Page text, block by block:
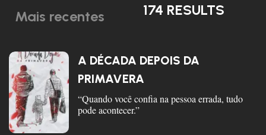
174 RESULTS
Mais recentes
A DÉCADA DEPOIS DA
PRIMAVERA
“Quando você confia na pessoa errada, tudo
pode acontecer.”